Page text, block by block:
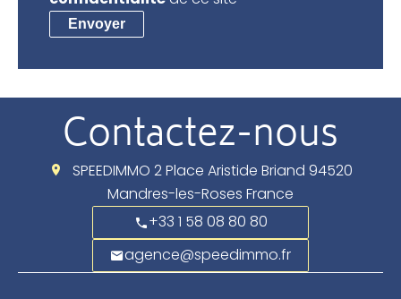
Envoyer
Contactez-nous
SPEEDIMMO 2 Place Aristide Briand 94520
Mandres-les-Roses France
+33 1 58 08 80 80
agence@speedimmo.fr